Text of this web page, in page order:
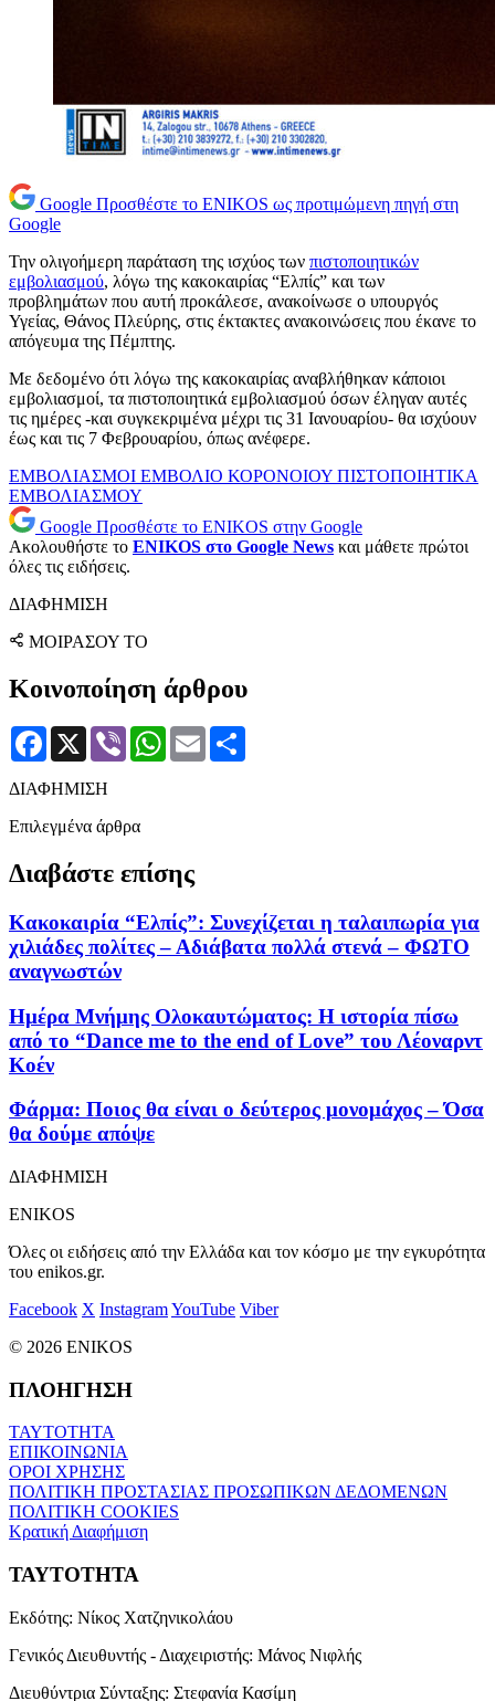
Google Προσθέστε το ENIKOS ως προτιμώμενη πηγή στη
Google
Την ολιγοήμερη παράταση της ισχύος των πιστοποιητικών
εμβολιασμού, λόγω της κακοκαιρίας “Ελπίς” και των
προβλημάτων που αυτή προκάλεσε, ανακοίνωσε ο υπουργός
Υγείας, Θάνος Πλεύρης, στις έκτακτες ανακοινώσεις που έκανε το
απόγευμα της Πέμπτης.
Με δεδομένο ότι λόγω της κακοκαιρίας αναβλήθηκαν κάποιοι
εμβολιασμοί, τα πιστοποιητικά εμβολιασμού όσων έληγαν αυτές
τις ημέρες -και συγκεκριμένα μέχρι τις 31 Ιανουαρίου- θα ισχύουν
έως και τις 7 Φεβρουαρίου, όπως ανέφερε.
ΕΜΒΟΛΙΑΣΜΟΙ ΕΜΒΟΛΙΟ ΚΟΡΟΝΟΙΟΥ ΠΙΣΤΟΠΟΙΗΤΙΚΑ
ΕΜΒΟΛΙΑΣΜΟΥ
Google Προσθέστε το ENIKOS στην Google
Ακολουθήστε το ENIKOS στο Google News και μάθετε πρώτοι
όλες τις ειδήσεις.
ΔΙΑΦΗΜΙΣΗ
ΜΟΙΡΑΣΟΥ ΤΟ
Κοινοποίηση άρθρου
Facebook
X Viber WhatsApp
Email
ΔΙΑΦΗΜΙΣΗ
Επιλεγμένα άρθρα
Διαβάστε επίσης
Κακοκαιρία “Ελπίς”: Συνεχίζεται η ταλαιπωρία για
χιλιάδες πολίτες – Αδιάβατα πολλά στενά – ΦΩΤΟ
αναγνωστών
Ημέρα Μνήμης Ολοκαυτώματος: Η ιστορία πίσω
από το “Dance me to the end of Love” του Λέοναρντ
Κοέν
Φάρμα: Ποιος θα είναι ο δεύτερος μονομάχος – Όσα
θα δούμε απόψε
ΔΙΑΦΗΜΙΣΗ
ENIKOS
Όλες οι ειδήσεις από την Ελλάδα και τον κόσμο με την εγκυρότητα
του enikos.gr.
Facebook X InstagramYouTube Viber
© 2026 ENIKOS
ΠΛΟΗΓΗΣΗ
ΤΑΥΤΟΤΗΤΑ
ΕΠΙΚΟΙΝΩΝΙΑ
ΟΡΟΙ ΧΡΗΣΗΣ
ΠΟΛΙΤΙΚΗ ΠΡΟΣΤΑΣΙΑΣ ΠΡΟΣΩΠΙΚΩΝ ΔΕΔΟΜΕΝΩΝ
ΠΟΛΙΤΙΚΗ COOKIES
Κρατική Διαφήμιση
ΤΑΥΤΟΤΗΤΑ
Εκδότης: Νίκος Χατζηνικολάου
Γενικός Διευθυντής - Διαχειριστής: Μάνος Νιφλής
Διευθύντρια Σύνταξης: Στεφανία Κασίμη